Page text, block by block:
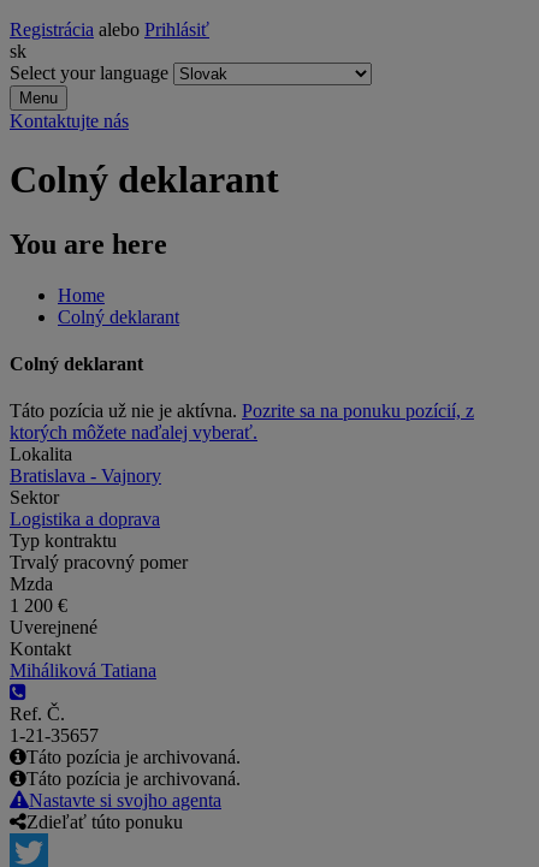
Registrácia alebo Prihlásiť
sk
Select your language
Menu
Kontaktujte nás
Colný deklarant
You are here
Home
Colný deklarant
Colný deklarant
Táto pozícia už nie je aktívna. Pozrite sa na ponuku pozícií, z
ktorých môžete naďalej vyberať.
Lokalita
Bratislava - Vajnory
Sektor
Logistika a doprava
Typ kontraktu
Trvalý pracovný pomer
Mzda
1 200 €
Uverejnené
Kontakt
Miháliková Tatiana
Ref. Č.
1-21-35657
Táto pozícia je archivovaná.
Táto pozícia je archivovaná.
Nastavte si svojho agenta
Zdieľať túto ponuku